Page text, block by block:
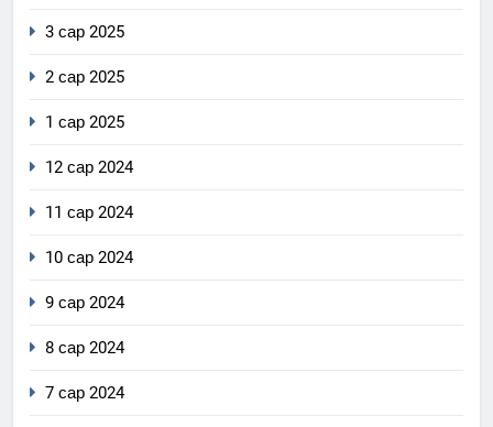
3 сар 2025
2 сар 2025
1 сар 2025
12 сар 2024
11 сар 2024
10 сар 2024
9 сар 2024
8 сар 2024
7 сар 2024